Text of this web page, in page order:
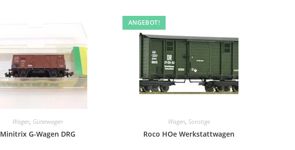
Wagen, Güterwagen
Minitrix G-Wagen DRG
ANGEBOT!
Wagen, Sonstige
Roco HOe Werkstattwagen